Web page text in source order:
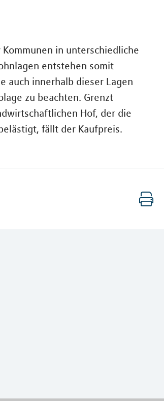
in unterschiedliche
entstehen somit
auch innerhalb dieser Lagen
zu beachten. Grenzt
Hof, der die
fällt der Kaufpreis.